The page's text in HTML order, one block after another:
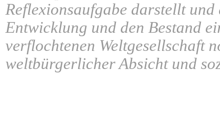
Reflexionsaufgabe darstellt
Entwicklung und den Bestand
verflochtenen Weltgesellschaft
weltbürgerlicher Absicht und